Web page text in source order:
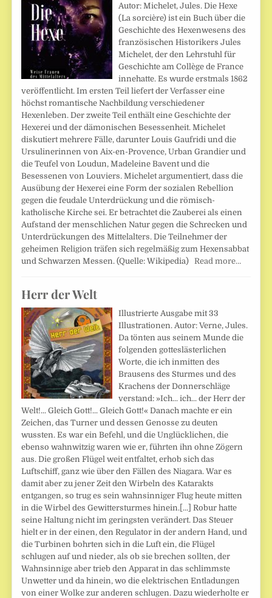
Autor: Michelet, Jules. Die Hexe
(La sorcière) ist ein Buch über die
Geschichte des Hexenwesens des
französischen Historikers Jules
Michelet, der den Lehrstuhl für
Geschichte am Collège de France
innehatte. Es wurde erstmals 1862
veröffentlicht. Im ersten Teil liefert der Verfasser eine
höchst romantische Nachbildung verschiedener
Hexenleben. Der zweite Teil enthält eine Geschichte der
Hexerei und der dämonischen Besessenheit. Michelet
diskutiert mehrere Fälle, darunter Louis Gaufridi und die
Ursulinerinnen von Aix-en-Provence, Urban Grandier und
die Teufel von Loudun, Madeleine Bavent und die
Besessenen von Louviers. Michelet argumentiert, dass die
Ausübung der Hexerei eine Form der sozialen Rebellion
gegen die feudale Unterdrückung und die römisch-
katholische Kirche sei. Er betrachtet die Zauberei als einen
Aufstand der menschlichen Natur gegen die Schrecken und
Unterdrückungen des Mittelalters. Die Teilnehmer der
geheimen Religion träfen sich regelmäßig zum Hexensabbat
und Schwarzen Messen. (Quelle: Wikipedia) Read more…
Herr der Welt
Illustrierte Ausgabe mit 33
Illustrationen. Autor: Verne, Jules.
Da tönten aus seinem Munde die
folgenden gotteslästerlichen
Worte, die ich inmitten des
Brausens des Sturmes und des
Krachens der Donnerschläge
verstand: »Ich... ich... der Herr der
Welt!... Gleich Gott!... Gleich Gott!« Danach machte er ein
Zeichen, das Turner und dessen Genosse zu deuten
wussten. Es war ein Befehl, und die Unglücklichen, die
ebenso wahnwitzig waren wie er, führten ihn ohne Zögern
aus. Die großen Flügel weit entfaltet, erhob sich das
Luftschiff, ganz wie über den Fällen des Niagara. War es
damit aber zu jener Zeit den Wirbeln des Katarakts
entgangen, so trug es sein wahnsinniger Flug heute mitten
in die Wirbel des Gewittersturmes hinein.[...] Robur hatte
seine Haltung nicht im geringsten verändert. Das Steuer
hielt er in der einen, den Regulator in der andern Hand, und
die Turbinen bohrten sich in die Luft ein, die Flügel
schlugen auf und nieder, als ob sie brechen sollten, der
Wahnsinnige aber trieb den Apparat in das schlimmste
Unwetter und da hinein, wo die elektrischen Entladungen
von einer Wolke zur anderen schlugen. Dazu wiederholte er